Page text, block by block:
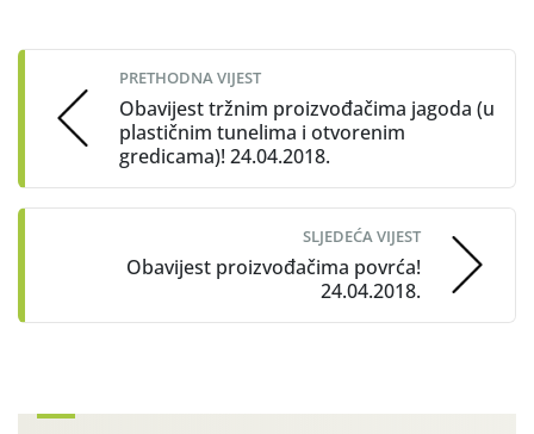
navigation
PRETHODNA VIJEST
Obavijest tržnim proizvođačima jagoda (u
plastičnim tunelima i otvorenim
gredicama)! 24.04.2018.
SLJEDEĆA VIJEST
Obavijest proizvođačima povrća!
24.04.2018.